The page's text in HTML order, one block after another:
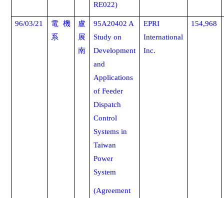
RE022)
96/03/21
電機
系
盧
展
南
95A20402 A
Study on
Development
and
Applications
of Feeder
Dispatch
Control
Systems in
Taiwan
Power
System
(Agreement
EPRI
International
Inc.
154,968